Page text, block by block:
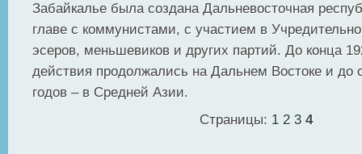
Забайкалье была создана Дальневосточная
главе с коммунистами, с участием в
эсеров, меньшевиков и других партий. До конца
действия продолжались на Дальнем Востоке и до
годов – в Средней Азии.
Страницы: 1 2 3 4